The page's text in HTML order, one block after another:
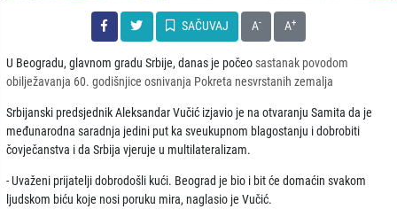
SAČUVAJ A- A+
U Beogradu, glavnom gradu Srbije, danas je počeo sastanak povodom
obilježavanja 60. godišnjice osnivanja Pokreta nesvrstanih zemalja
Srbijanski predsjednik Aleksandar Vučić izjavio je na otvaranju Samita da je
međunarodna saradnja jedini put ka sveukupnom blagostanju i dobrobiti
čovječanstva i da Srbija vjeruje u multilateralizam.
- Uvaženi prijatelji dobrodošli kući. Beograd je bio i bit će domaćin svakom
ljudskom biću koje nosi poruku mira, naglasio je Vučić.